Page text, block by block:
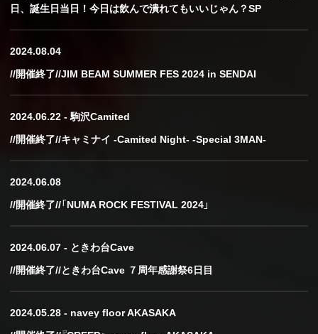
日、誕生日当日！今日は飲んで潰れてもいいじゃん？SP
2024.08.04
//開催終了//JIM BEAM SUMMER FES 2024 in SENDAI
2024.06.22 - 駒沢Camited
//開催終了//キャミナイ -Camited Night- -Special 3MAN-
2024.06.08
//開催終了//「NUMA ROCK FESTIVAL 2024」
2024.06.07 - ときわ台Cave
//開催終了//ときわ台Cave ７周年感謝祭6日目
2024.05.28 - navey floor AKASAKA